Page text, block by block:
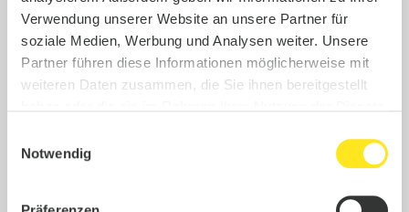
Verwendung unserer Website an unsere Partner für
soziale Medien, Werbung und Analysen weiter. Unsere
Partner führen diese Informationen möglicherweise mit
weiteren Daten zusammen, die Sie ihnen bereitgestellt
Notwendig
Routenanalyse sowie
Machbarkeitsbewertun
Ermittlung von
Kostenaufstellung für
Fördermittelscreening